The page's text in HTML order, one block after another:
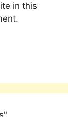
in this